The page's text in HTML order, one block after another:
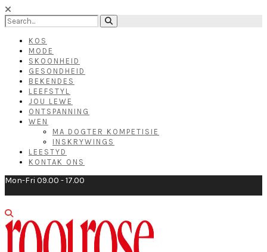
KOS
MODE
SKOONHEID
GESONDHEID
BEKENDES
LEEFSTYL
JOU LEWE
ONTSPANNING
WEN
MA DOGTER KOMPETISIE
INSKRYWINGS
LEESTYD
KONTAK ONS
Mon-Fri 09.00 - 17.00